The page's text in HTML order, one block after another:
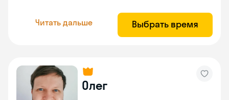
Читать дальше Выбрать время
Олег